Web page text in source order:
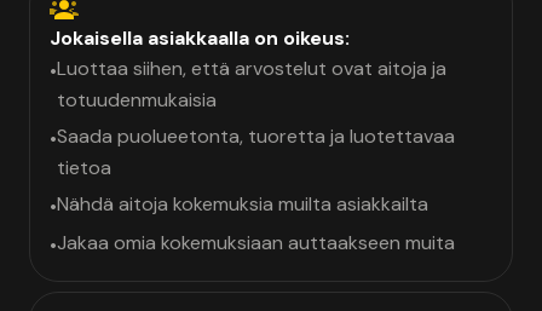
Jokaisella asiakkaalla on oikeus:
•Luottaa siihen, että arvostelut ovat aitoja ja
totuudenmukaisia
•Saada puolueetonta, tuoretta ja luotettavaa
tietoa
•Nähdä aitoja kokemuksia muilta asiakkailta
•Jakaa omia kokemuksiaan auttaakseen muita